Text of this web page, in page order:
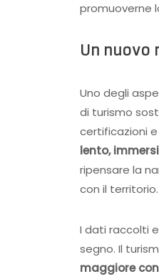
promuoverne
Un
Uno degli
di turismo
certificazioni
lento,
ripensare la
con il territorio.
I dati raccolti
segno. Il
maggiore